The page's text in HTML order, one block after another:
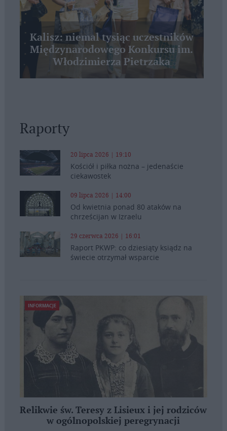
Kalisz: niemal tysiąc uczestników
Międzynarodowego Konkursu im.
Włodzimierza Pietrzaka
Raporty
20 lipca 2026 | 19:10
Kościół i piłka nożna – jedenaście
ciekawostek
09 lipca 2026 | 14:00
Od kwietnia ponad 80 ataków na
chrześcijan w Izraelu
29 czerwca 2026 | 16:01
Raport PKWP: co dziesiąty ksiądz na
świecie otrzymał wsparcie
INFORMACJE
Relikwie św. Teresy z Lisieux i jej rodziców
w ogólnopolskiej peregrynacji